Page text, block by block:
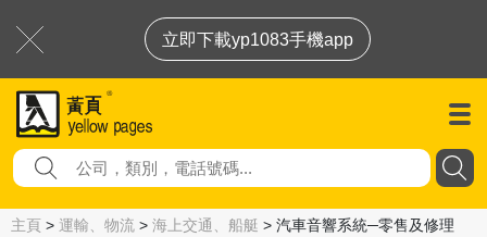
立即下載yp1083手機app
主頁 > 運輸、物流 > 海上交通、船艇 > 汽車音響系統─零售及修理